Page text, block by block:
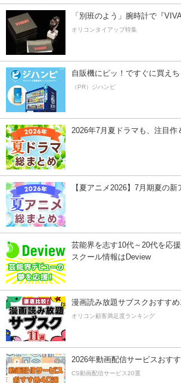
「別班のよう」腕時計で『
オリコンタイアップ特集
自販機にピッ！ですぐに買えち
（PR）ジハンピ
2026年7月夏ドラマも、注目作
【夏アニメ2026】7月期夏の新
芸能界を志す10代～20代を応
スクール情報はDeview
漫画読み放題サブスクおすすめ
オリコン顧客満足度ランキング
2026年動画配信サービスおす
CS動画配信サービス20選